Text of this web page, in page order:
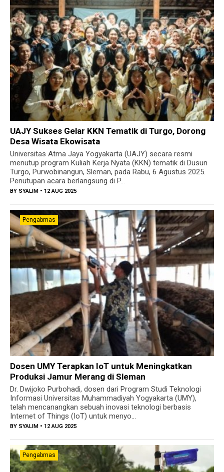
UAJY Sukses Gelar KKN Tematik di Turgo, Dorong
Desa Wisata Ekowisata
Universitas Atma Jaya Yogyakarta (UAJY) secara resmi
menutup program Kuliah Kerja Nyata (KKN) tematik di Dusun
Turgo, Purwobinangun, Sleman, pada Rabu, 6 Agustus 2025.
Penutupan acara berlangsung di P...
BY SYALIM • 12 AUG 2025
Pengabmas
Dosen UMY Terapkan IoT untuk Meningkatkan
Produksi Jamur Merang di Sleman
Dr. Dwijoko Purbohadi, dosen dari Program Studi Teknologi
Informasi Universitas Muhammadiyah Yogyakarta (UMY),
telah mencanangkan sebuah inovasi teknologi berbasis
Internet of Things (IoT) untuk menyo...
BY SYALIM • 12 AUG 2025
Pengabmas